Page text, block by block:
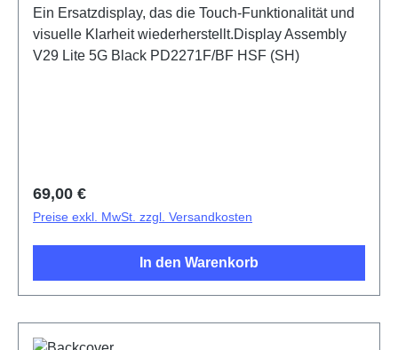
Ein Ersatzdisplay, das die Touch-Funktionalität und
visuelle Klarheit wiederherstellt.Display Assembly
V29 Lite 5G Black PD2271F/BF HSF (SH)
Regulärer Preis:
69,00 €
Preise exkl. MwSt. zzgl. Versandkosten
In den Warenkorb